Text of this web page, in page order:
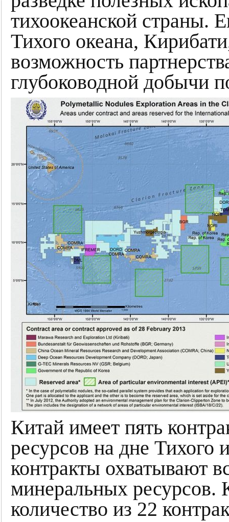
тихоокеанской страны.
Тихого океана,
возможность
глубоководной добычи
Китай имеет пять
ресурсов на дне Тихого
контракты охватывают
минеральных ресурсов.
количество из 22